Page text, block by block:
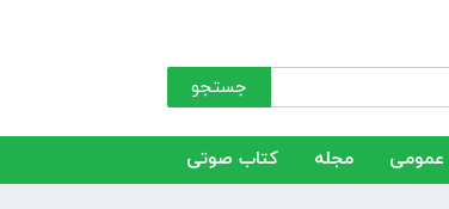
جستجو
عمومی مجله کتاب صوتی